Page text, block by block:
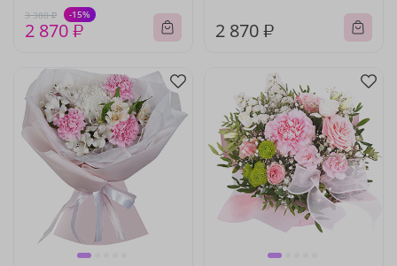
3 380 ₽ -15%
2 870 ₽ 2 870 ₽